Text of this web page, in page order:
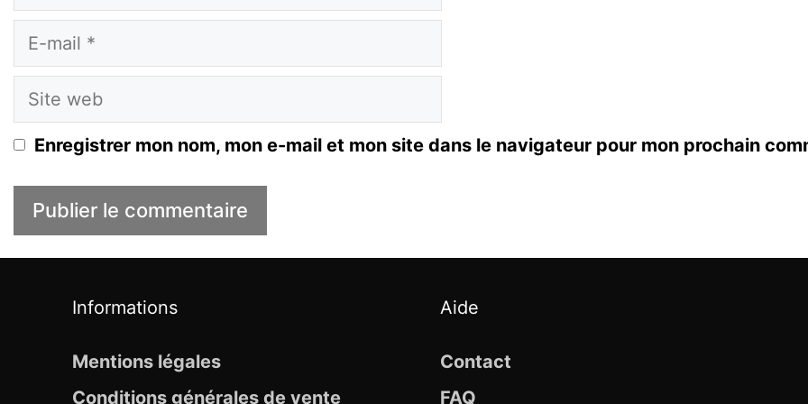
E-
Site
Enregistrer mon nom, mon e-mail et mon site dans le navigateur pour mon prochain
Informations
Mentions légales
Conditions générales de vente
Aide
Contact
FAQ